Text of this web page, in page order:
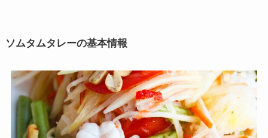
ソムタムタレーの基本情報